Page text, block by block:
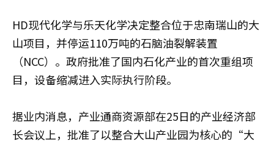
HD现代化学与乐天化学决定整合位于忠南瑞山的大
山项目，并停运110万吨的石脑油裂解装置
（NCC）。政府批准了国内石化产业的首次重组项
目，设备缩减进入实际执行阶段。
据业内消息，产业通商资源部在25日的产业经济部
长会议上，批准了以整合大山产业园为核心的“大